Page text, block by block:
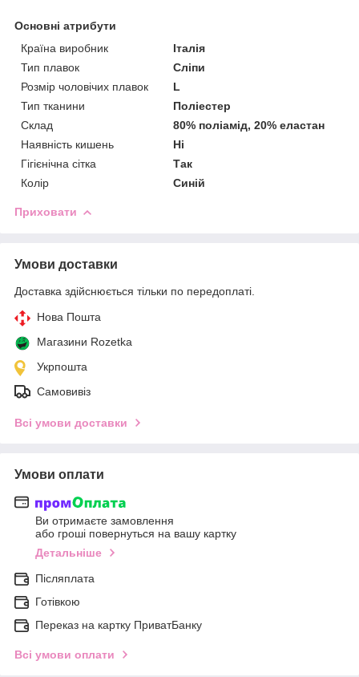
Основні атрибути
Країна виробник
Італія
Тип плавок
Сліпи
Розмір чоловічих плавок
L
Тип тканини
Поліестер
Склад
80% поліамід, 20% еластан
Наявність кишень
Ні
Гігієнічна сітка
Так
Колір
Синій
Приховати
Умови доставки
Доставка здійснюється тільки по передоплаті.
Нова Пошта
Магазини Rozetka
Укрпошта
Самовивіз
Всі умови доставки
Умови оплати
Ви отримаєте замовлення
або гроші повернуться на вашу картку
Детальніше
Післяплата
Готівкою
Переказ на картку ПриватБанку
Всі умови оплати